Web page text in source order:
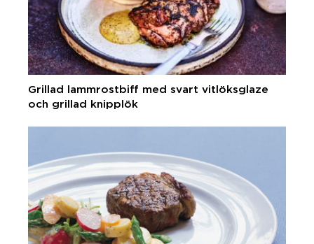
Grillad lammrostbiff med svart vitlöksglaze
och grillad knipplök